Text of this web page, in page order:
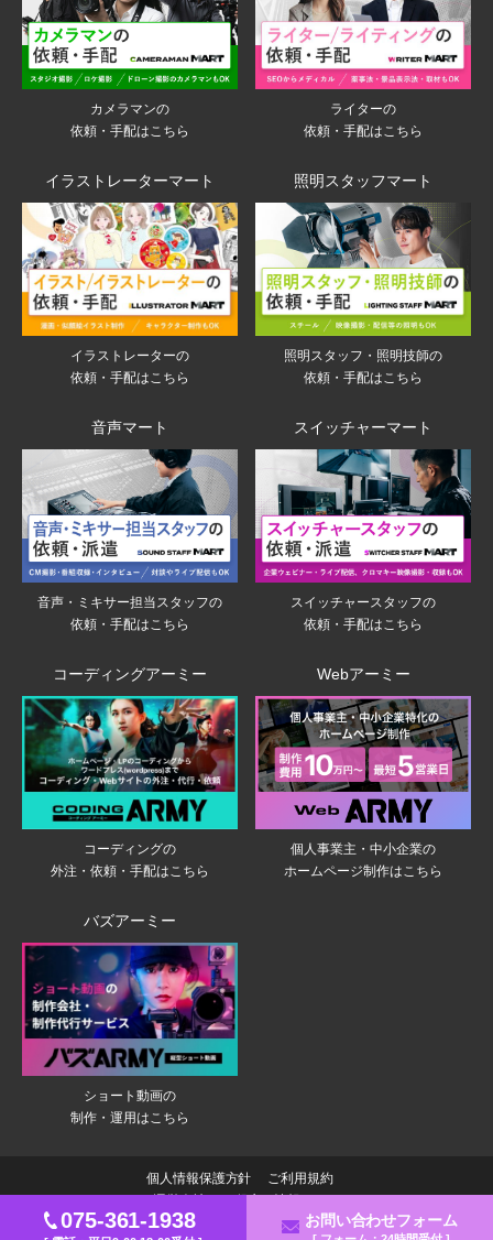
075-361-1938 お問い合わせフォーム
カメラマンの
依頼・手配はこちら
ライターの
依頼・手配はこちら
イラストレーターマート
イラストレーターの
依頼・手配はこちら
照明スタッフマート
照明スタッフ・照明技師の
依頼・手配はこちら
音声マート
音声・ミキサー担当スタッフの
依頼・手配はこちら
スイッチャーマート
スイッチャースタッフの
依頼・手配はこちら
コーディングアーミー
コーディングの
外注・依頼・手配はこちら
Webアーミー
個人事業主・中小企業の
ホームページ制作はこちら
バズアーミー
ショート動画の
制作・運用はこちら
個人情報保護方針
ご利用規約